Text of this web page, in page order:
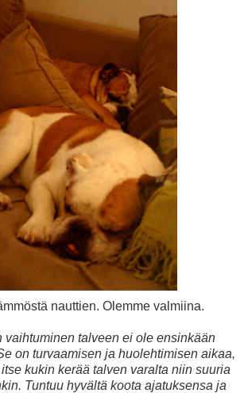
nauttien. Olemme valmiina.
vaihtuminen talveen ei ole ensinkään
on turvaamisen ja huolehtimisen aikaa,
kukin kerää talven varalta niin suuria
Tuntuu hyvältä koota ajatuksensa ja